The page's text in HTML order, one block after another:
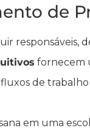
de
fornecem
de trabalho
em uma